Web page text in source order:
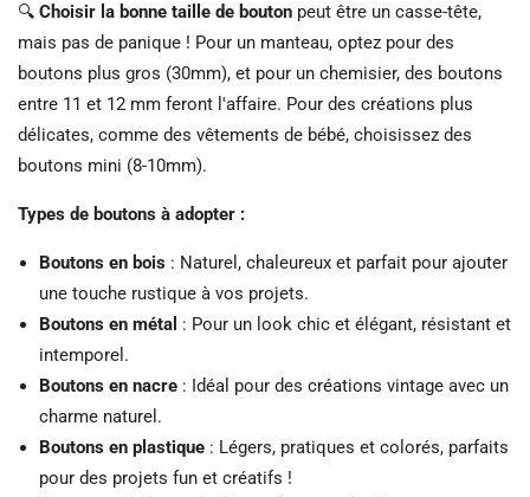
🔍 Choisir la bonne taille de bouton peut être un casse-tête,
mais pas de panique ! Pour un manteau, optez pour des
boutons plus gros (30mm), et pour un chemisier, des boutons
entre 11 et 12 mm feront l'affaire. Pour des créations plus
délicates, comme des vêtements de bébé, choisissez des
boutons mini (8-10mm).
Types de boutons à adopter :
Boutons en bois : Naturel, chaleureux et parfait pour ajouter
une touche rustique à vos projets.
Boutons en métal : Pour un look chic et élégant, résistant et
intemporel.
Boutons en nacre : Idéal pour des créations vintage avec un
charme naturel.
Boutons en plastique : Légers, pratiques et colorés, parfaits
pour des projets fun et créatifs !